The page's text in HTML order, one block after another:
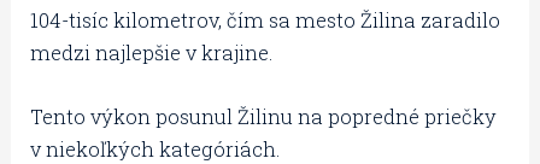
104-tisíc kilometrov, čím sa mesto Žilina zaradilo
medzi najlepšie v krajine.
Tento výkon posunul Žilinu na popredné priečky
v niekoľkých kategóriách.